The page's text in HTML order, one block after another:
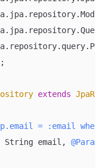
extends
p.email = :email
String email,